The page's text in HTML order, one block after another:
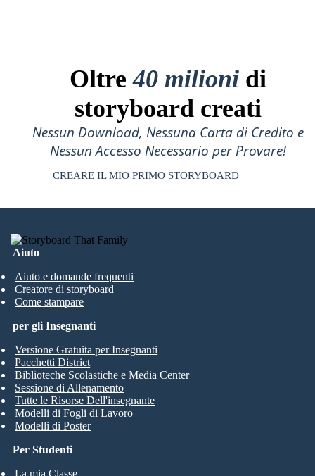
Oltre40 milioni di
storyboard creati
Nessun Download, Nessuna Carta di Credito e
Nessun Accesso Necessario per Provare!
CREARE IL MIO PRIMO STORYBOARD
Aiuto
Aiuto e domande frequenti
Creatore di storyboard
Come stampare
Per Studenti
La mia Classe
per gli Insegnanti
Versione Gratuita per Insegnanti
Pacchetti District
Biblioteche Scolastiche e Media Center
Sessione di Allenamento
Tutte le Risorse Dell'insegnante
Modelli di Fogli di Lavoro
Modelli di Poster